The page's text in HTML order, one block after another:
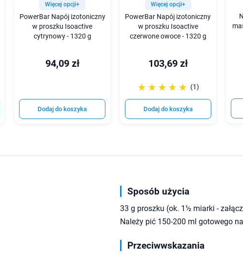
Więcej opcji+
PowerBar Napój izotoniczny
w proszku Isoactive
cytrynowy - 1320 g
94,09 zł
Dodaj do koszyka
Więcej opcji+
PowerBar Napój izotoniczny
w proszku Isoactive
czerwone owoce - 1320 g
103,69 zł
☆☆☆☆☆
★★★★★ (1)
Dodaj do koszyka
Sposób użycia
33 g proszku (ok. 1½ miarki -
Należy pić 150-200 ml gotowego
Przeciwwskazania